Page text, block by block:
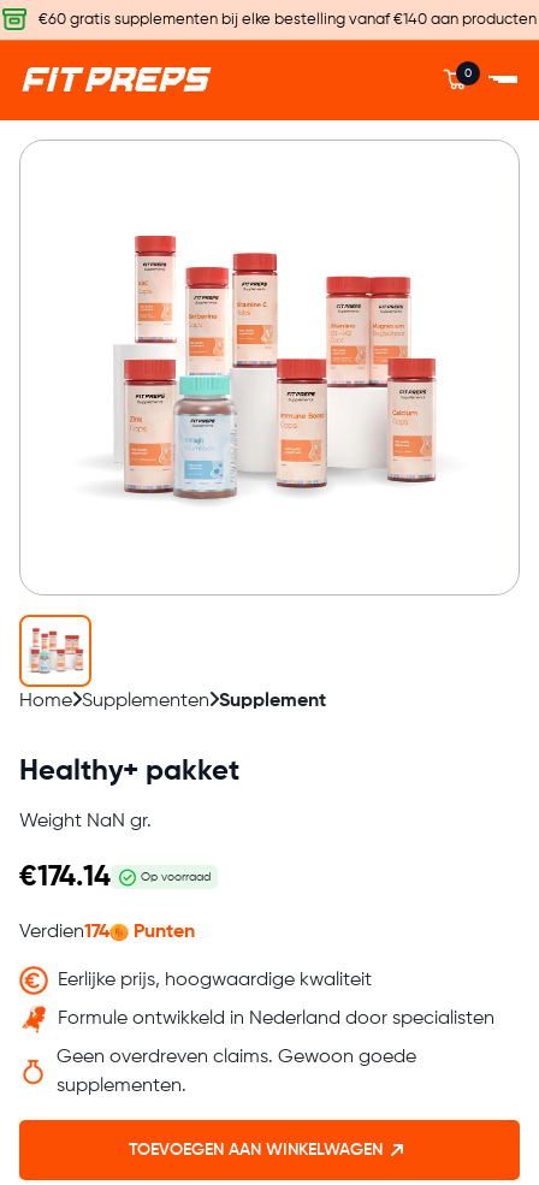
€60 gratis supplementen bij elke bestelling vanaf €140 aan producten
0
Home Supplementen Supplement
Healthy+ pakket
Weight NaN gr.
€174.14 Op voorraad
Verdien174 Punten
Eerlijke prijs, hoogwaardige kwaliteit
Formule ontwikkeld in Nederland door specialisten
Geen overdreven claims. Gewoon goede
supplementen.
TOEVOEGEN AAN WINKELWAGEN